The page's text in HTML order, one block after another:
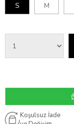
S
M
Koşulsuz İade